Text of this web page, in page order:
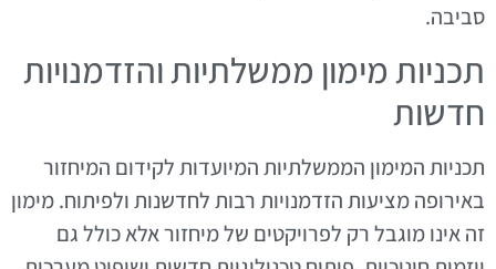
סביבה.
תכניות מימון ממשלתיות והזדמנויות
חדשות
תכניות המימון הממשלתיות המיועדות לקידום המיחזור
באירופה מציעות הזדמנויות רבות לחדשנות ולפיתוח. מימון
זה אינו מוגבל רק לפרויקטים של מיחזור אלא כולל גם